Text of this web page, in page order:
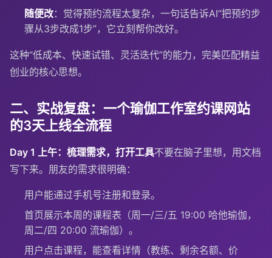
随便改：觉得预约流程太复杂，一句话告诉AI“把预约步
骤从3步改成1步”，它立刻帮你改好。
这种“低成本、快速试错、灵活迭代”的能力，完美匹配精益
创业的核心思想。
二、实战复盘：一个瑜伽工作室约课网站
的3天上线全流程
Day 1 上午：梳理需求，打开工具不要在脑子里想，用文档
写下来。朋友的需求很明确：
用户能通过手机号注册和登录。
首页展示本周的课程表（周一/三/五 19:00 哈他瑜伽，
周二/四 20:00 流瑜伽）。
用户点击课程，能查看详情（教练、剩余名额、价